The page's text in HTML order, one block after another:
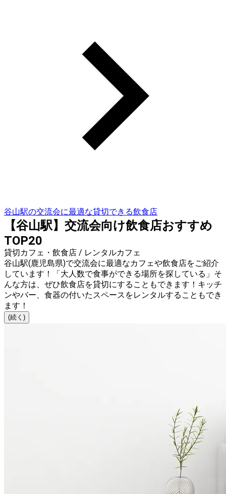
谷山駅の交流会に最適な貸切できる飲食店
【谷山駅】交流会向け飲食店おすすめ
TOP20
貸切カフェ・飲食店 / レンタルカフェ
谷山駅(鹿児島県)で交流会に最適なカフェや飲食店をご紹介
しています！「大人数で食事ができる場所を探している」そ
んな方は、ぜひ飲食店を貸切にすることもできます！キッチ
ンやバー、食器の付いたスペースをレンタルすることもでき
ます！
(続く)